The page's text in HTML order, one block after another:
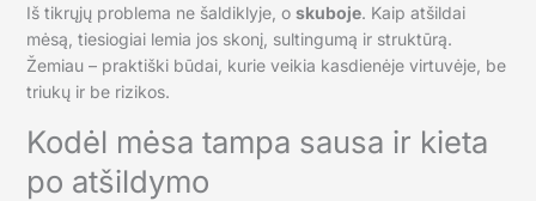
Iš tikrųjų problema ne šaldiklyje, o skuboje. Kaip atšildai
mėsą, tiesiogiai lemia jos skonį, sultingumą ir struktūrą.
Žemiau – praktiški būdai, kurie veikia kasdienėje virtuvėje, be
triukų ir be rizikos.
Kodėl mėsa tampa sausa ir kieta
po atšildymo